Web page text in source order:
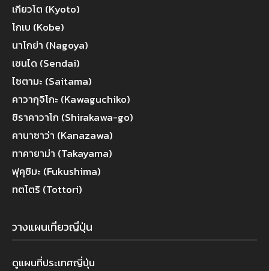
เกียวโต (Kyoto)
โกเบ (Kobe)
นาโกย่า (Nagoya)
เซนได (Sendai)
ไซตามะ (Saitama)
คาวากุจิโกะ (Kawaguchiko)
ชิราคาวาโก (Shirakawa-go)
คานาซาว่า (Kanazawa)
ทาคายาม่า (Takayama)
ฟุคุชิมะ (Fukushima)
ทตโตริ (Tottori)
วางแผนเที่ยวญี่ปุ่น
ดูแผนที่ประเทศญี่ปุ่น